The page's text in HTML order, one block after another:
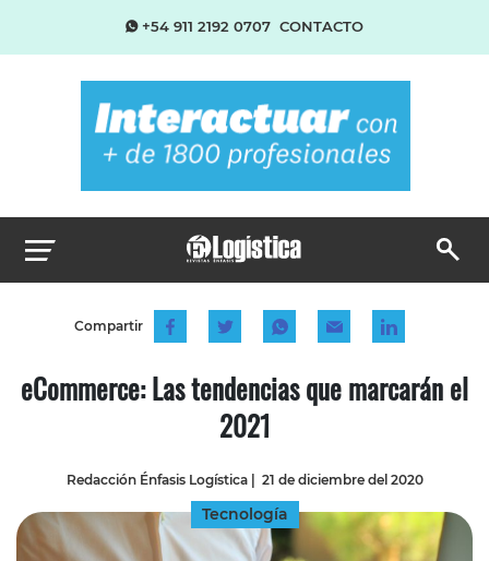
+54 911 2192 0707 CONTACTO
Compartir
eCommerce: Las tendencias que marcarán el
2021
Redacción Énfasis Logística| 21 de diciembre del 2020
Tecnología